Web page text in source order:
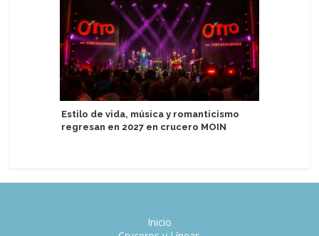
Estilo de vida, música y romanticismo
regresan en 2027 en crucero MOIN
Inicio